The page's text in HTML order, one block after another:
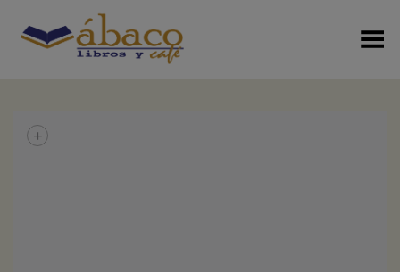
Menú Alterno
+